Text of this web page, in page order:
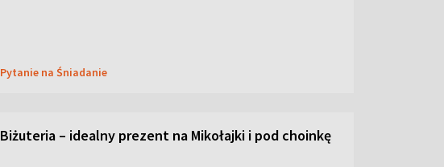
Pytanie na Śniadanie
Biżuteria – idealny prezent na Mikołajki i pod choinkę